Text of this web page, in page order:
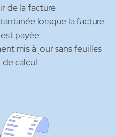
de la facture
lorsque la facture
est payée
mis à jour sans feuilles
de calcul